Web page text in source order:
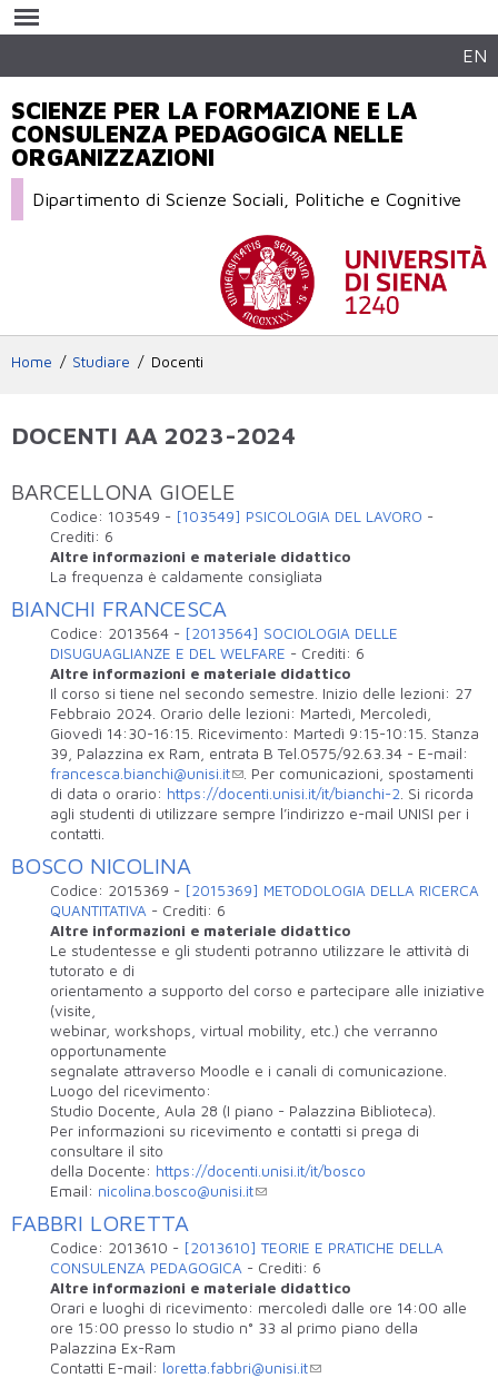
contenuto
EN
SCIENZE PER LA FORMAZIONE E LA
CONSULENZA PEDAGOGICA NELLE
ORGANIZZAZIONI
Dipartimento di Scienze Sociali, Politiche e Cognitive
Home Studiare Docenti
DOCENTI AA 2023-2024
BARCELLONA GIOELE
Codice: 103549 - [103549] PSICOLOGIA DEL LAVORO -
Crediti: 6
Altre informazioni e materiale didattico
La frequenza è caldamente consigliata
BIANCHI FRANCESCA
Codice: 2013564 - [2013564] SOCIOLOGIA DELLE
DISUGUAGLIANZE E DEL WELFARE - Crediti: 6
Altre informazioni e materiale didattico
Il corso si tiene nel secondo semestre. Inizio delle lezioni: 27
Febbraio 2024. Orario delle lezioni: Martedì, Mercoledì,
Giovedì 14:30-16:15. Ricevimento: Martedì 9:15-10:15. Stanza
39, Palazzina ex Ram, entrata B Tel.0575/92.63.34 - E-mail:
francesca.bianchi@unisi.it
. Per comunicazioni, spostamenti
di data o orario: https://docenti.unisi.it/it/bianchi-2 . Si ricorda
agli studenti di utilizzare sempre l’indirizzo e-mail UNISI per i
contatti.
BOSCO NICOLINA
Codice: 2015369 - [2015369] METODOLOGIA DELLA RICERCA
QUANTITATIVA - Crediti: 6
Altre informazioni e materiale didattico
Le studentesse e gli studenti potranno utilizzare le attività di
tutorato e di
orientamento a supporto del corso e partecipare alle iniziative
(visite,
webinar, workshops, virtual mobility, etc.) che verranno
opportunamente
segnalate attraverso Moodle e i canali di comunicazione.
Luogo del ricevimento:
Studio Docente, Aula 28 (I piano - Palazzina Biblioteca).
Per informazioni su ricevimento e contatti si prega di
consultare il sito
della Docente: https://docenti.unisi.it/it/bosco
Email: nicolina.bosco@unisi.it
FABBRI LORETTA
Codice: 2013610 - [2013610] TEORIE E PRATICHE DELLA
CONSULENZA PEDAGOGICA - Crediti: 6
Altre informazioni e materiale didattico
Orari e luoghi di ricevimento: mercoledì dalle ore 14:00 alle
ore 15:00 presso lo studio n° 33 al primo piano della
Palazzina Ex-Ram
Contatti E-mail: loretta.fabbri@unisi.it